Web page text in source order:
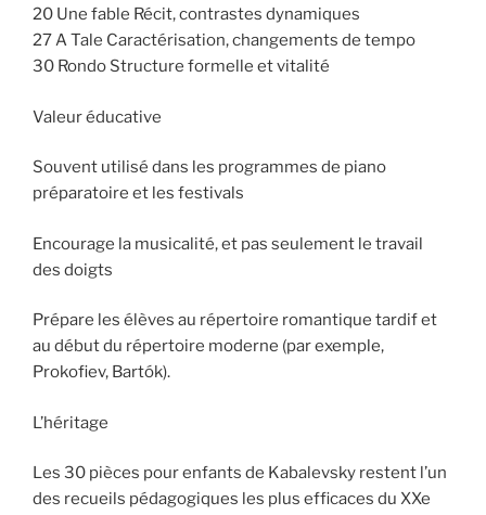
20 Une fable Récit, contrastes dynamiques
27 A Tale Caractérisation, changements de tempo
30 Rondo Structure formelle et vitalité
Valeur éducative
Souvent utilisé dans les programmes de piano
préparatoire et les festivals
Encourage la musicalité, et pas seulement le travail
des doigts
Prépare les élèves au répertoire romantique tardif et
au début du répertoire moderne (par exemple,
Prokofiev, Bartók).
L’héritage
Les 30 pièces pour enfants de Kabalevsky restent l’un
des recueils pédagogiques les plus efficaces du XXe